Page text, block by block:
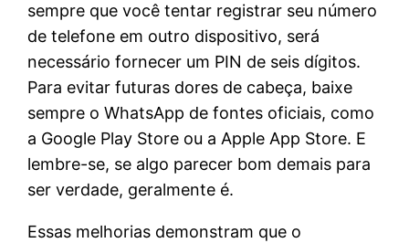
sempre que você tentar registrar seu número
de telefone em outro dispositivo, será
necessário fornecer um PIN de seis dígitos.
Para evitar futuras dores de cabeça, baixe
sempre o WhatsApp de fontes oficiais, como
a Google Play Store ou a Apple App Store. E
lembre-se, se algo parecer bom demais para
ser verdade, geralmente é.
Essas melhorias demonstram que o